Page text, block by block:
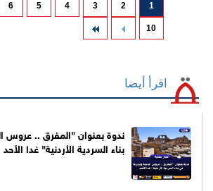
1
2
3
4
5
6
10
اقرأ أيضا
ندوة بعنوان "المفرق .. عروس
بناء السردية الأردنية" غدا الأحد